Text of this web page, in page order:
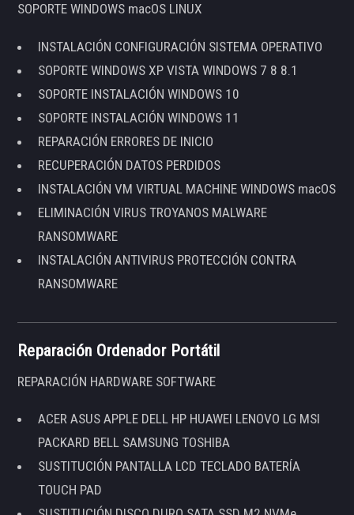
SOPORTE WINDOWS macOS LINUX
INSTALACIÓN CONFIGURACIÓN SISTEMA OPERATIVO
SOPORTE WINDOWS XP VISTA WINDOWS 7 8 8.1
SOPORTE INSTALACIÓN WINDOWS 10
SOPORTE INSTALACIÓN WINDOWS 11
REPARACIÓN ERRORES DE INICIO
RECUPERACIÓN DATOS PERDIDOS
INSTALACIÓN VM VIRTUAL MACHINE WINDOWS macOS
ELIMINACIÓN VIRUS TROYANOS MALWARE
RANSOMWARE
INSTALACIÓN ANTIVIRUS PROTECCIÓN CONTRA
RANSOMWARE
Reparación Ordenador Portátil
REPARACIÓN HARDWARE SOFTWARE
ACER ASUS APPLE DELL HP HUAWEI LENOVO LG MSI
PACKARD BELL SAMSUNG TOSHIBA
SUSTITUCIÓN PANTALLA LCD TECLADO BATERÍA
TOUCH PAD